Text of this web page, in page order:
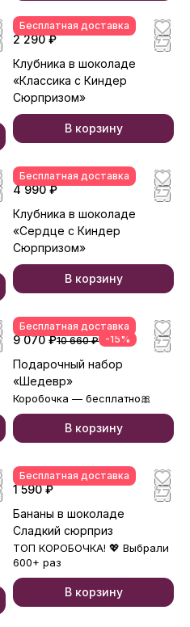
Бесплатная доставка
2 290 ₽
Клубника в шоколаде
«Классика с Киндер
Сюрпризом»
В корзину
Бесплатная доставка
4 990 ₽
Клубника в шоколаде
«Сердце с Киндер
Сюрпризом»
В корзину
Бесплатная доставка
9 070 ₽10 660 ₽ -15%
Подарочный набор
«Шедевр»
Коробочка — бесплатно🎀
В корзину
Бесплатная доставка
1 590 ₽
Бананы в шоколаде
Сладкий сюрприз
ТОП КОРОБОЧКА! 💖 Выбрали
600+ раз
В корзину